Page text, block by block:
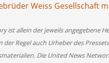
Weiss Gesellschaft
ist allein der jeweils angegebene
Regel auch Urheber des
Die United News